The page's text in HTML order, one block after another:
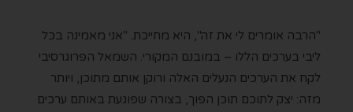
"הרבה אומרים לי את זה", היא מחייכת. "אני מאמינה בכל
ליבי בערכים הללו – במובנם המקורי. השמאל הפרוגרסיבי
לקח את הערכים הנעלים האלה ורוקן אותם מתוכן, ויותר
מזה: יצק לתוכם תוכן הפוך, בצורה שפוגעת באותם ערכים